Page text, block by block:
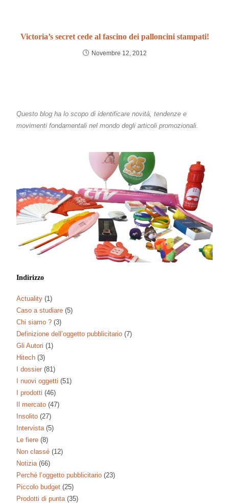
Victoria’s secret cede al fascino dei palloncini stampati!
Novembre 12, 2012
Questo blog ha lo scopo di identificare novità, tendenze e
movimenti fondamentali nel mondo degli articoli promozionali.
Indirizzo
Actuality (1)
Caso a studiare (5)
Chi siamo ? (3)
Definizione dell’oggetto pubblicitario (7)
Gli Autori (1)
Hitech (3)
I dossier (81)
I nuovi oggetti (51)
I prodotti (46)
Il mercato (47)
Insolito (27)
Intervista (5)
Le fiere (8)
Non classé (12)
Notizia (66)
Perché l’oggetto pubblicitario (23)
Piccolo budget (25)
Prodotti di punta (35)